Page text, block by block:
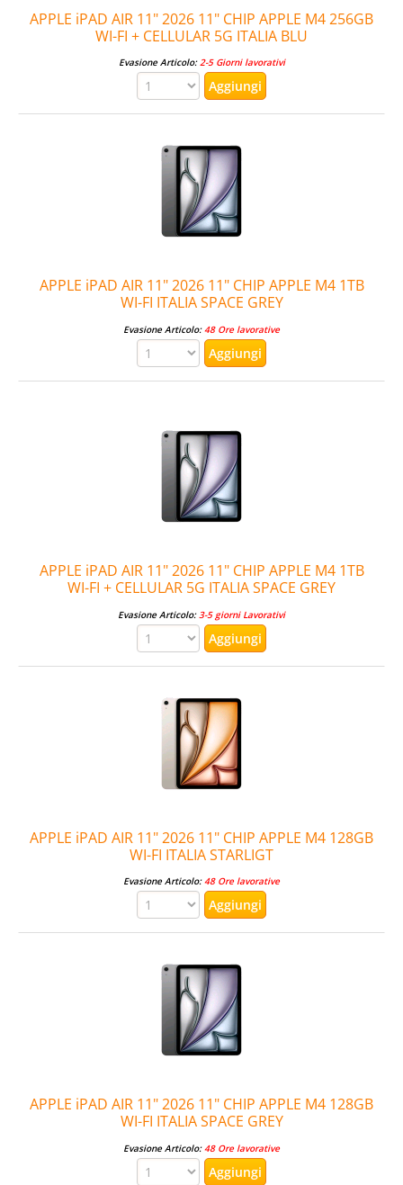
APPLE iPAD AIR 11" 2026 11" CHIP APPLE M4 256GB
WI-FI + CELLULAR 5G ITALIA BLU
Evasione Articolo:2-5 Giorni lavorativi
APPLE iPAD AIR 11" 2026 11" CHIP APPLE M4 1TB
WI-FI ITALIA SPACE GREY
Evasione Articolo:48 Ore lavorative
APPLE iPAD AIR 11" 2026 11" CHIP APPLE M4 1TB
WI-FI + CELLULAR 5G ITALIA SPACE GREY
Evasione Articolo:3-5 giorni Lavorativi
APPLE iPAD AIR 11" 2026 11" CHIP APPLE M4 128GB
WI-FI ITALIA STARLIGT
Evasione Articolo:48 Ore lavorative
APPLE iPAD AIR 11" 2026 11" CHIP APPLE M4 128GB
WI-FI ITALIA SPACE GREY
Evasione Articolo:48 Ore lavorative